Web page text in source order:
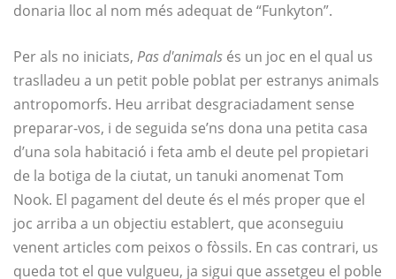
donaria lloc al nom més adequat de “Funkyton”.
Per als no iniciats, Pas d'animals és un joc en el qual us
traslladeu a un petit poble poblat per estranys animals
antropomorfs. Heu arribat desgraciadament sense
preparar-vos, i de seguida se’ns dona una petita casa
d’una sola habitació i feta amb el deute pel propietari
de la botiga de la ciutat, un tanuki anomenat Tom
Nook. El pagament del deute és el més proper que el
joc arriba a un objectiu establert, que aconseguiu
venent articles com peixos o fòssils. En cas contrari, us
queda tot el que vulgueu, ja sigui que assetgeu el poble